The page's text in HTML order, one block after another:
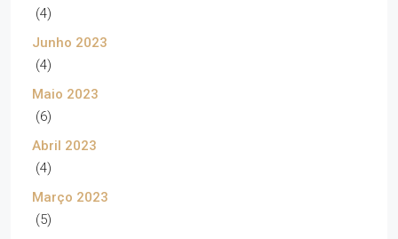
(4)
Junho 2023
(4)
Maio 2023
(6)
Abril 2023
(4)
Março 2023
(5)